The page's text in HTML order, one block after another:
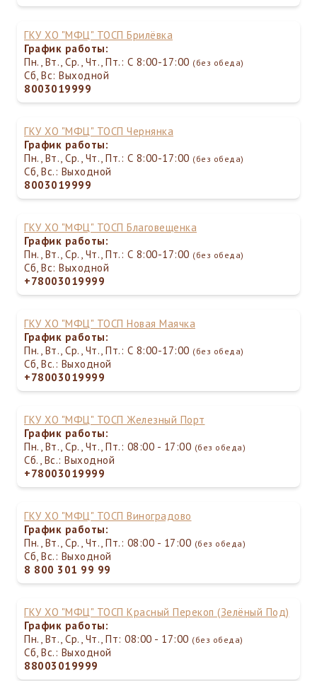
ГКУ ХО "МФЦ" ТОСП Брилёвка
График работы:
Пн., Вт., Ср., Чт., Пт.: С 8:00-17:00 (без обеда)
Сб, Вс: Выходной
8003019999
ГКУ ХО "МФЦ" ТОСП Чернянка
График работы:
Пн., Вт., Ср., Чт., Пт.: С 8:00-17:00 (без обеда)
Сб, Вс.: Выходной
8003019999
ГКУ ХО "МФЦ" ТОСП Благовещенка
График работы:
Пн., Вт., Ср., Чт., Пт.: С 8:00-17:00 (без обеда)
Сб, Вс: Выходной
+78003019999
ГКУ ХО "МФЦ" ТОСП Новая Маячка
График работы:
Пн., Вт., Ср., Чт., Пт.: С 8:00-17:00 (без обеда)
Сб, Вс.: Выходной
+78003019999
ГКУ ХО "МФЦ" ТОСП Железный Порт
График работы:
Пн., Вт., Ср., Чт., Пт.: 08:00 - 17:00 (без обеда)
Сб., Вс.: Выходной
+78003019999
ГКУ ХО "МФЦ" ТОСП Виноградово
График работы:
Пн., Вт., Ср., Чт., Пт.: 08:00 - 17:00 (без обеда)
Сб, Вс.: Выходной
8 800 301 99 99
ГКУ ХО "МФЦ" ТОСП Красный Перекоп (Зелёный Под)
График работы:
Пн., Вт., Ср., Чт., Пт: 08:00 - 17:00 (без обеда)
Сб, Вс.: Выходной
88003019999